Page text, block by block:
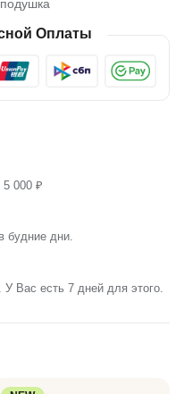
Оплаты
5 000 ₽
будние дни.
Вас есть 7 дней для этого.